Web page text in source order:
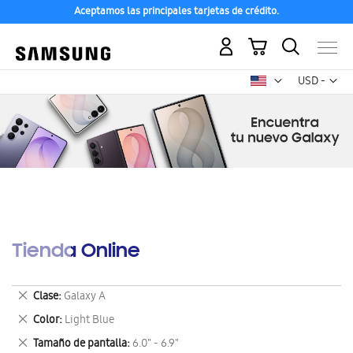
Aceptamos las principales tarjetas de crédito.
USD -
dólar
Mi carrito
Tienda Online
Clase Galaxy A
Eliminar
este
artículo
Color Light Blue
Eliminar
este
Tamaño de pantalla 6.0" - 6.9"
Eliminar